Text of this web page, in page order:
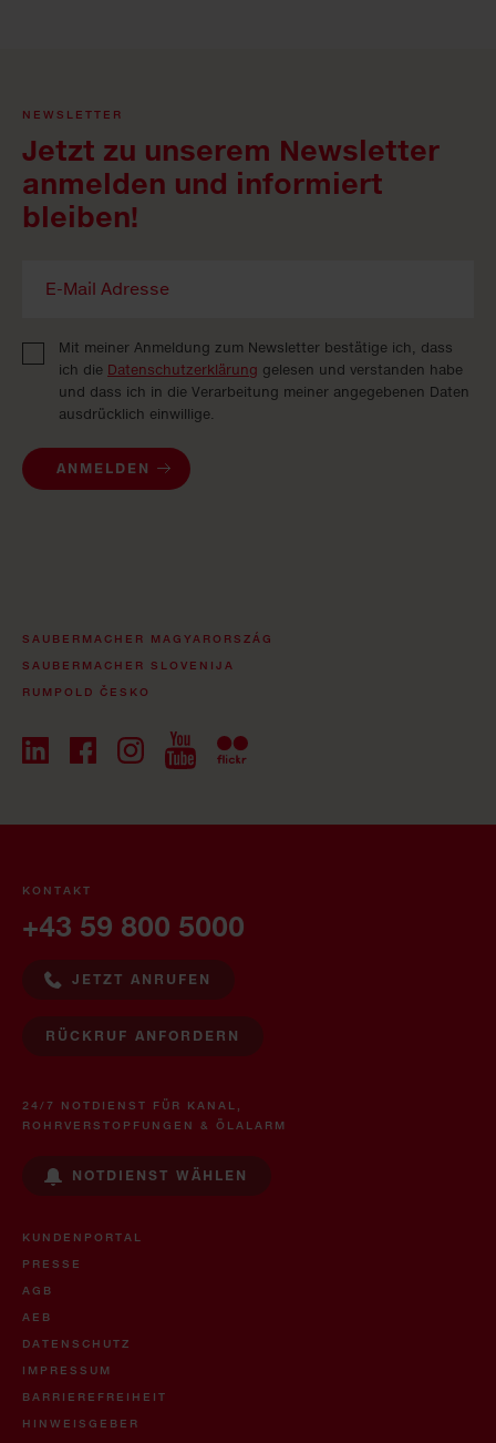
NEWSLETTER
Jetzt zu unserem Newsletter
anmelden und informiert
bleiben!
Mit meiner Anmeldung zum Newsletter bestätige ich, dass
ich die Datenschutzerklärung gelesen und verstanden habe
und dass ich in die Verarbeitung meiner angegebenen Daten
ausdrücklich einwillige.
ANMELDEN
SAUBERMACHER MAGYARORSZÁG
SAUBERMACHER SLOVENIJA
RUMPOLD ČESKO
KONTAKT
+43 59 800 5000
JETZT ANRUFEN
RÜCKRUF ANFORDERN
24/7 NOTDIENST FÜR KANAL,
ROHRVERSTOPFUNGEN & ÖLALARM
NOTDIENST WÄHLEN
KUNDENPORTAL
PRESSE
AGB
AEB
DATENSCHUTZ
IMPRESSUM
BARRIEREFREIHEIT
HINWEISGEBER